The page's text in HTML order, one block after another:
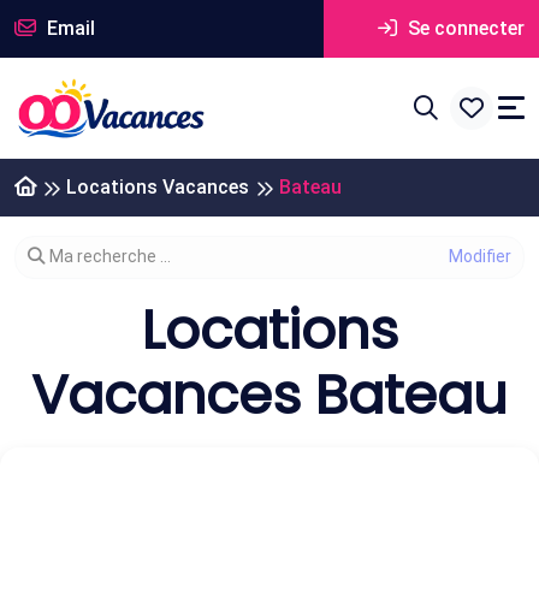
Email Se connecter
Locations Vacances Bateau
Modifier votre recherche
Ma recherche ...
Locations
Vacances Bateau